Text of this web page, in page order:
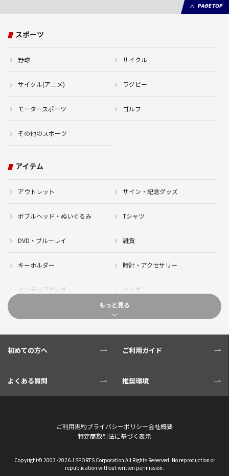
PAGE TOP
スポーツ
野球 サイクル
サイクル(アニメ) ラグビー
モータースポーツ ゴルフ
その他のスポーツ
アイテム
アウトレット サイン・記念グッズ
ボブルヘッド・ぬいぐるみ Tシャツ
DVD・ブルーレイ 雑貨
キーホルダー 時計・アクセサリー
インテリアグッズ バッグ
もっと見る
初めての方へ ご利用ガイド
よくある質問 推奨環境
ご利用規約プライバシーポリシー会社概要
特定商取引法に基づく表示
Copyright© 2003 -2026 J SPORTS Corporation All Rights Reserved. No reproduction or
republication without written permission.